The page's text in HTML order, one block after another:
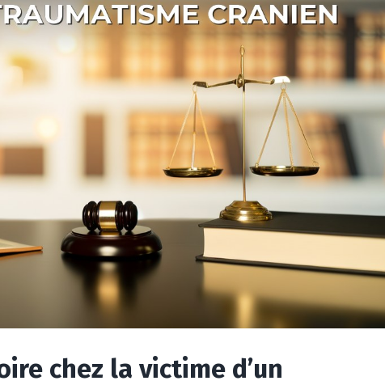
chez la victime d’un